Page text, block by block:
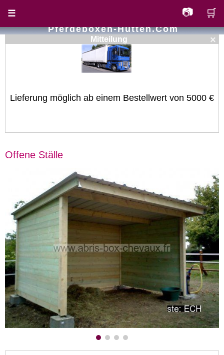
Pferdeboxen-Hutten.com
☰ 📷 🛒
×
Mitteilung
Lieferung möglich ab einem Bestellwert von 5000 €
Offene Ställe